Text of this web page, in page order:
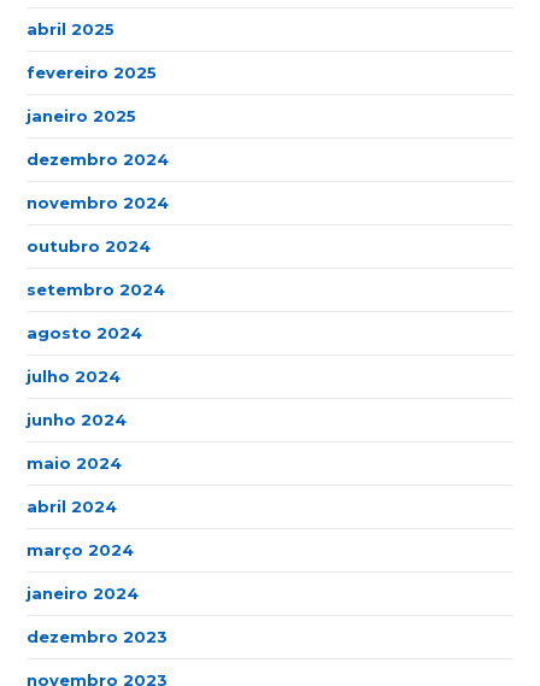
abril 2025
fevereiro 2025
janeiro 2025
dezembro 2024
novembro 2024
outubro 2024
setembro 2024
agosto 2024
julho 2024
junho 2024
maio 2024
abril 2024
março 2024
janeiro 2024
dezembro 2023
novembro 2023